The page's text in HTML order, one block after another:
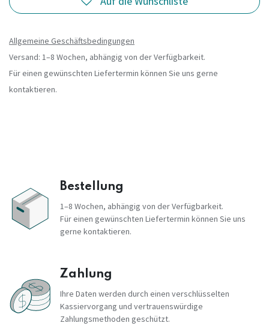
Allgemeine Geschäftsbedingungen
Versand: 1–8 Wochen, abhängig von der Verfügbarkeit.
Für einen gewünschten Liefertermin können Sie uns gerne
kontaktieren.
Bestellung
1–8 Wochen, abhängig von der Verfügbarkeit.
Für einen gewünschten Liefertermin können Sie uns
gerne kontaktieren.
Zahlung
Ihre Daten werden durch einen verschlüsselten
Kassiervorgang und vertrauenswürdige
Zahlungsmethoden geschützt.